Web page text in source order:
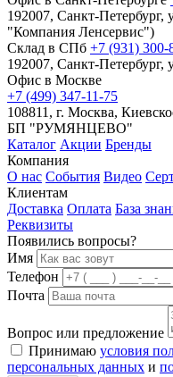
192007, Санкт-
"Компания Ленсервис")
Склад в СПб +7 (931) 300-
192007, Санкт-Петербург,
Офис в Москве
+7 (499) 347-11-75
108811, г. Москва,
БП "РУМЯНЦЕВО"
Каталог Акции Бренды
Компания
О нас События Видео
Клиентам
Доставка Оплата База
Реквизиты
Появились вопросы?
Имя
Телефон
Почта
Вопрос или предложение
Принимаю условия
персональных данных и